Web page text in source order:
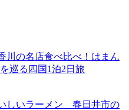
川の名店食べ比べ！はまん
巡る四国1泊2日旅
しいラーメン 春日井市の